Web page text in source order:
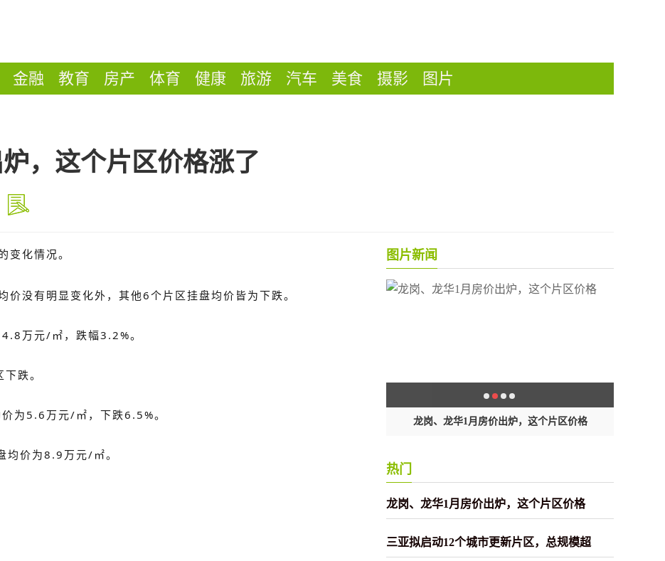
金融 教育 房产 体育 健康 旅游 汽车 美食 摄影 图片
，这个片区价格涨了
变化情况。
价没有明显变化外，其他6个片区挂盘均价皆为下跌。
万元/㎡，跌幅3.2%。
跌。
为5.6万元/㎡，下跌6.5%。
均价为8.9万元/㎡。
图片新闻
龙岗、龙华1月房价出炉，这个片区价格
热门
龙岗、龙华1月房价出炉，这个片区价格
三亚拟启动12个城市更新片区，总规模超